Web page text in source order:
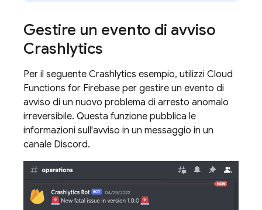
Gestire un evento di avviso
Crashlytics
Per il seguente Crashlytics esempio, utilizzi Cloud
Functions for Firebase per gestire un evento di
avviso di un nuovo problema di arresto anomalo
irreversibile. Questa funzione pubblica le
informazioni sull'avviso in un messaggio in un
canale Discord.